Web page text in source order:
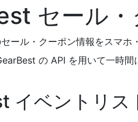
セール
ール・クーポン情報をスマホ
の API を用いて一時
イベントリス